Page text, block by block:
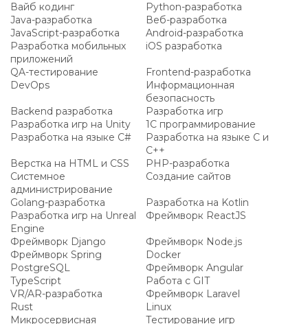
Вайб кодинг
Python-разработка
Java-разработка
Веб-разработка
JavaScript-разработка
Android-разработка
Разработка мобильных
приложений
iOS разработка
QA-тестирование
Frontend-разработка
DevOps
Информационная
безопасность
Backend разработка
Разработка игр
Разработка игр на Unity
1C программирование
Разработка на языке C#
Разработка на языке C и
C++
Верстка на HTML и CSS
PHP-разработка
Системное
администрирование
Создание сайтов
Golang-разработка
Разработка на Kotlin
Разработка игр на Unreal
Engine
Фреймворк ReactJS
Фреймворк Django
Фреймворк Node.js
Фреймворк Spring
Docker
PostgreSQL
Фреймворк Angular
TypeScript
Работа с GIT
VR/AR-разработка
Фреймворк Laravel
Rust
Linux
Микросервисная
Тестирование игр